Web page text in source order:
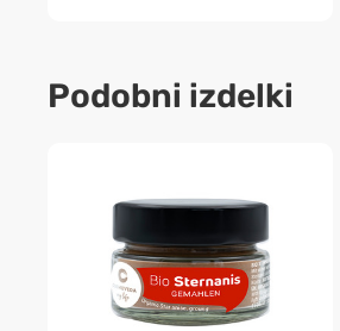
Podobni izdelki